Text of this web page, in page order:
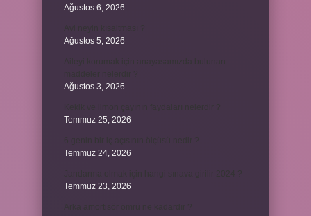
Ağustos 6, 2026
Ağustos 5, 2026
Ağustos 3, 2026
Temmuz 25, 2026
Temmuz 24, 2026
Temmuz 23, 2026